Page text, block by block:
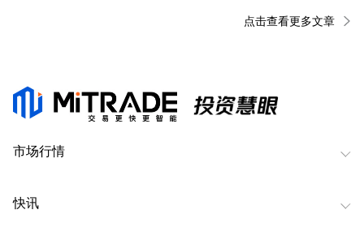
点击查看更多文章
市场行情
快讯